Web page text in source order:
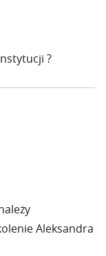
?
Aleksandra